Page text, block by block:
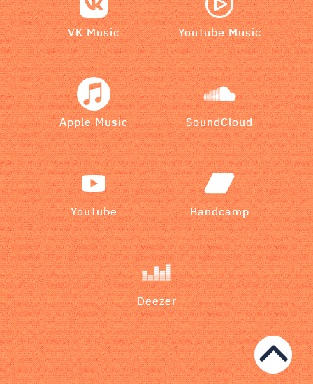
VK Music YouTube Music
Apple Music SoundCloud
YouTube Bandcamp
Deezer